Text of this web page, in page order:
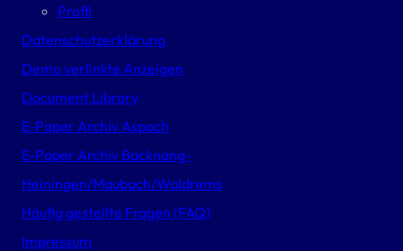
Profil
Datenschutzerklärung
Demo verlinkte Anzeigen
Document Library
E-Paper Archiv Aspach
E-Paper Archiv Backnang-
Heiningen/Maubach/Waldrems
Häufig gestellte Fragen (FAQ)
Impressum